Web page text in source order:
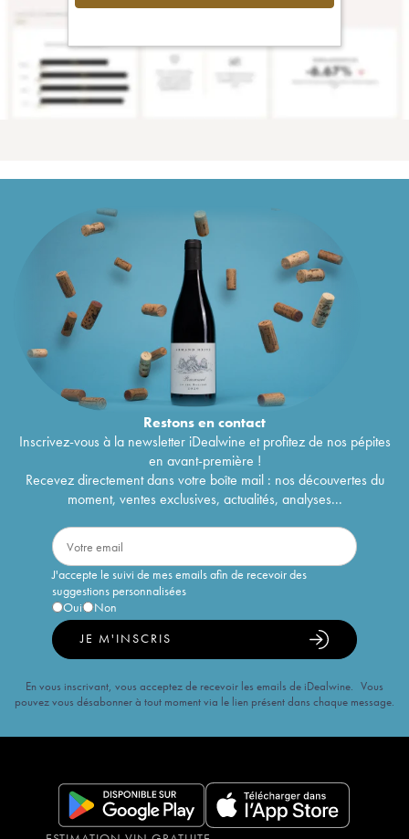
Restons encontact
Inscrivez-vous à la newsletter iDealwine et profitez de nos pépites
en avant-première !
Recevez directement dans votre boîte mail : nos découvertes du
moment, ventes exclusives, actualités, analyses...
J'accepte le suivi de mes emails afin de recevoir des
suggestions personnalisées
Oui
Non
JE M'INSCRIS
En vous inscrivant, vous acceptez de recevoir les emails de iDealwine. Vous
pouvez vous désabonner à tout moment via le lien présent dans chaque message.